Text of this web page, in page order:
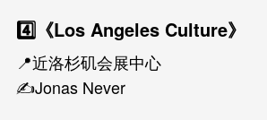
4️⃣《Los Angeles Culture》
📍近洛杉矶会展中心
✍️Jonas Never